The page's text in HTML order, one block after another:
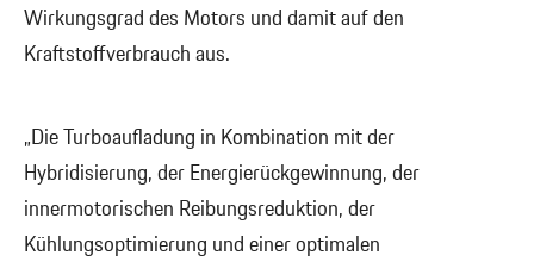
Wirkungsgrad des Motors und damit auf den
Kraftstoffverbrauch aus.
„Die Turboaufladung in Kombination mit der
Hybridisierung, der Energierückgewinnung, der
innermotorischen Reibungsreduktion, der
Kühlungsoptimierung und einer optimalen